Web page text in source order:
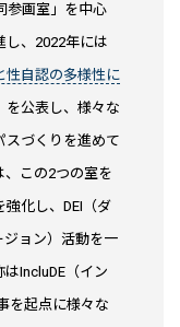
参画室」を中心
し、2022年には
性自認の多様性に
を公表し、様々な
スづくりを進めて
、この2つの室を
化し、DEI（ダ
ジョン）活動を一
IncluDE（イン
を起点に様々な